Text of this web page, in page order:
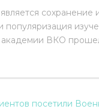
популяризация
посетили